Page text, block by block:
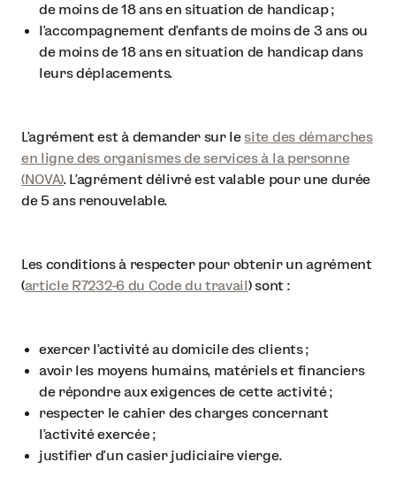
de moins de 18 ans en situation de handicap ;
l’accompagnement d’enfants de moins de 3 ans ou
de moins de 18 ans en situation de handicap dans
leurs déplacements.
L’agrément est à demander sur le site des démarches
en ligne des organismes de services à la personne
(NOVA). L’agrément délivré est valable pour une durée
de 5 ans renouvelable.
Les conditions à respecter pour obtenir un agrément
(article R7232-6 du Code du travail) sont :
exercer l’activité au domicile des clients ;
avoir les moyens humains, matériels et financiers
de répondre aux exigences de cette activité ;
respecter le cahier des charges concernant
l’activité exercée ;
justifier d’un casier judiciaire vierge.